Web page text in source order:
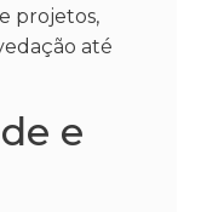
projetos,
até
e